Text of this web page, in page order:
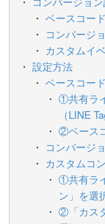
ベースコード
コンバージ
カスタムイ
設定方法
ベースコー
①共有ラ
（LINE
②ベース
コンバージ
カスタムコ
①共有ラ
ン」を選
②「カス